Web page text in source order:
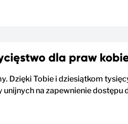
dla praw
Dzięki Tobie i dziesiątkom
unijnych na zapewnienie